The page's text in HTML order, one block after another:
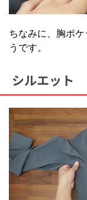
ちなみに、胸ポ
うです。
シルエット